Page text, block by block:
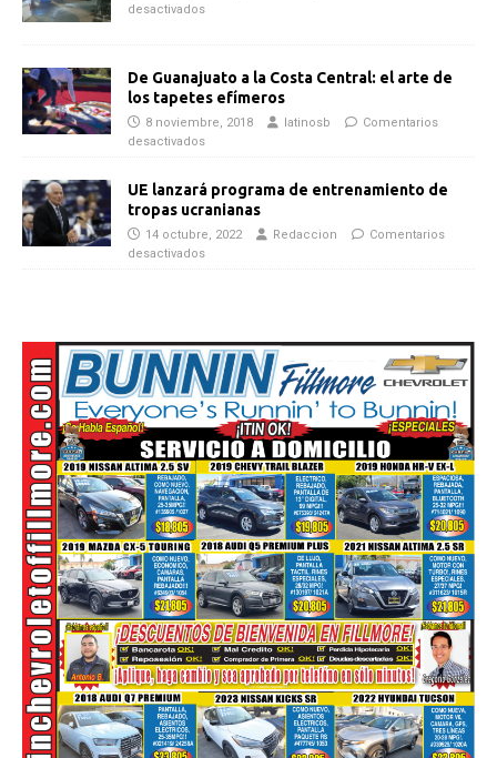
desactivados
De Guanajuato a la Costa Central: el arte de
los tapetes efímeros
8 noviembre, 2018 latinosb
Comentarios
desactivados
UE lanzará programa de entrenamiento de
tropas ucranianas
14 octubre, 2022 Redaccion
Comentarios
desactivados